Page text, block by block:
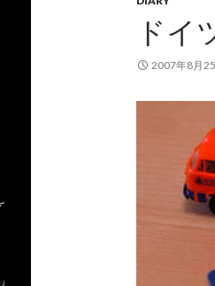
ドイ
2007年8月